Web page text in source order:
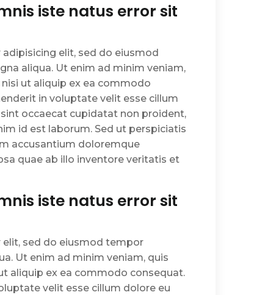
iste natus error sit
elit, sed do eiusmod
aliqua. Ut enim ad minim veniam,
ut aliquip ex ea commodo
in voluptate velit esse cillum
occaecat cupidatat non proident,
id est laborum. Sed ut perspiciatis
accusantium doloremque
quae ab illo inventore veritatis et
iste natus error sit
sed do eiusmod tempor
Ut enim ad minim veniam, quis
aliquip ex ea commodo consequat.
velit esse cillum dolore eu